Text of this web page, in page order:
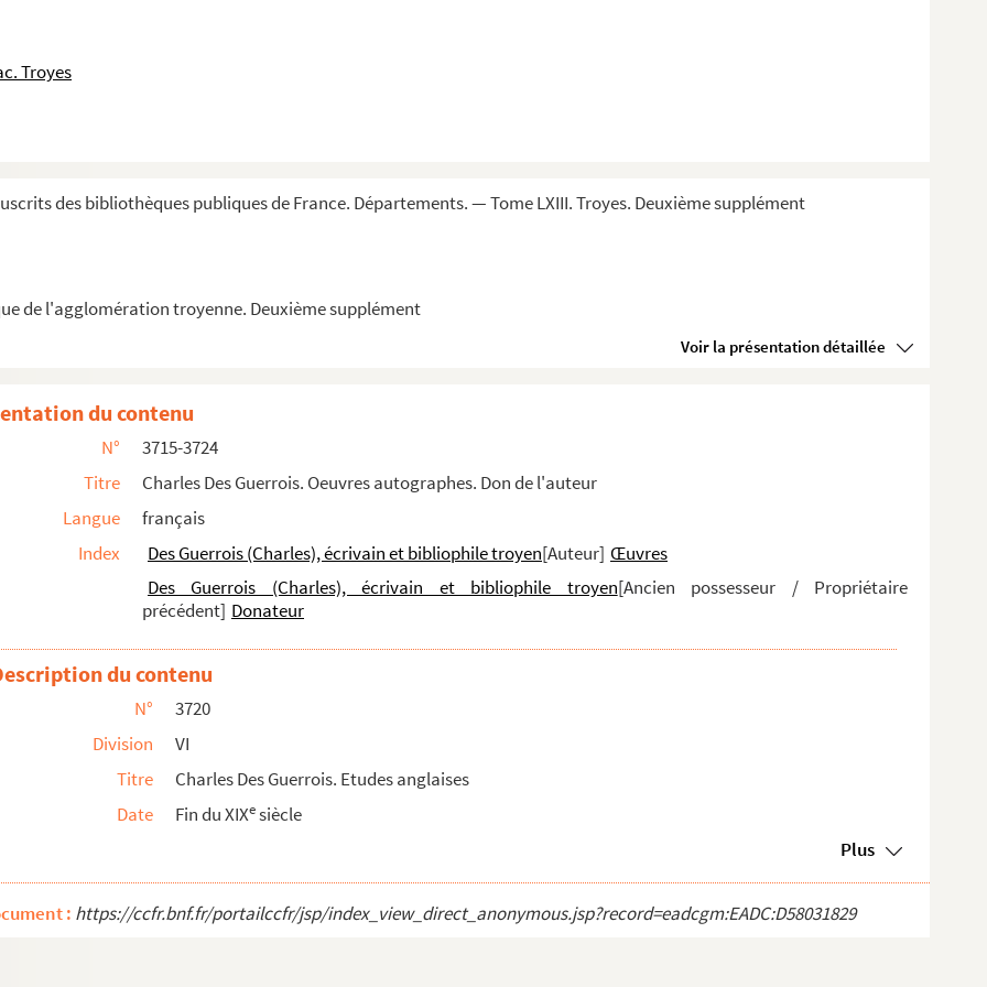
Troyes
des bibliothèques publiques de France. Départements. — Tome LXIII. Troyes. Deuxième supplément
de l'agglomération troyenne. Deuxième supplément
Voir la présentation détaillée
Petit Séminaire de Troyes. » Au ...
et fondateur de la Bibliothèque de Troyes.
l'auteur
», traduits par Charles Des Guerrois
du contenu
N°
3715-3724
Titre
Charles Des Guerrois. Oeuvres autographes. Don de l'auteur
Langue
français
Index
Des Guerrois (Charles), écrivain et bibliophile troyen[Auteur] Œuvres
Des Guerrois (Charles), écrivain et bibliophile troyen[Ancien possesseur / Propriétaire
précédent] Donateur
du contenu
N°
3720
Division
VI
Titre
Charles Des Guerrois. Etudes anglaises
Date
Fin du XIXesiècle
Plus
: https://ccfr.bnf.fr/portailccfr/jsp/index_view_direct_anonymous.jsp?record=eadcgm:EADC:D58031829